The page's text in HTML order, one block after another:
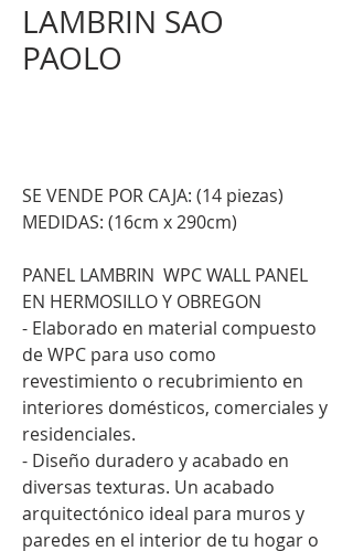
LAMBRIN SAO
PAOLO
SE VENDE POR CAJA: (14 piezas)
MEDIDAS: (16cm x 290cm)
PANEL LAMBRIN WPC WALL PANEL
EN HERMOSILLO Y OBREGON
- Elaborado en material compuesto
de WPC para uso como
revestimiento o recubrimiento en
interiores domésticos, comerciales y
residenciales.
- Diseño duradero y acabado en
diversas texturas. Un acabado
arquitectónico ideal para muros y
paredes en el interior de tu hogar o